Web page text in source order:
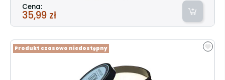
Cena:
35,99 zł
Produkt czasowo niedostępny